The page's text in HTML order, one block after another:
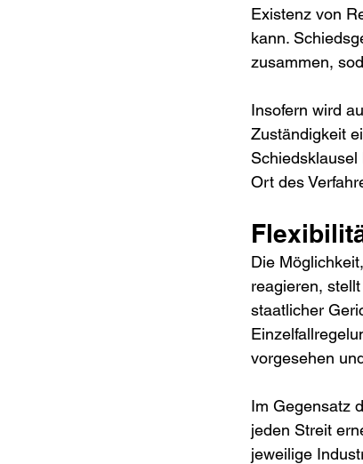
Existenz von
kann.
zusammen,
Insofern wird
Zuständigkeit
Ort des
Die
reagieren,
staatlicher
vorgesehen
Im Gegensatz
jeden Streit
jeweilige